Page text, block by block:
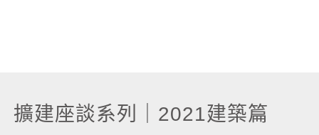
擴建座談系列｜2021建築篇